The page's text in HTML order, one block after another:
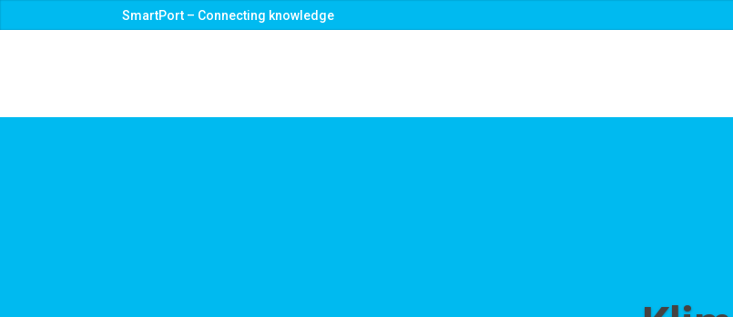
SmartPort – Connecting knowledge